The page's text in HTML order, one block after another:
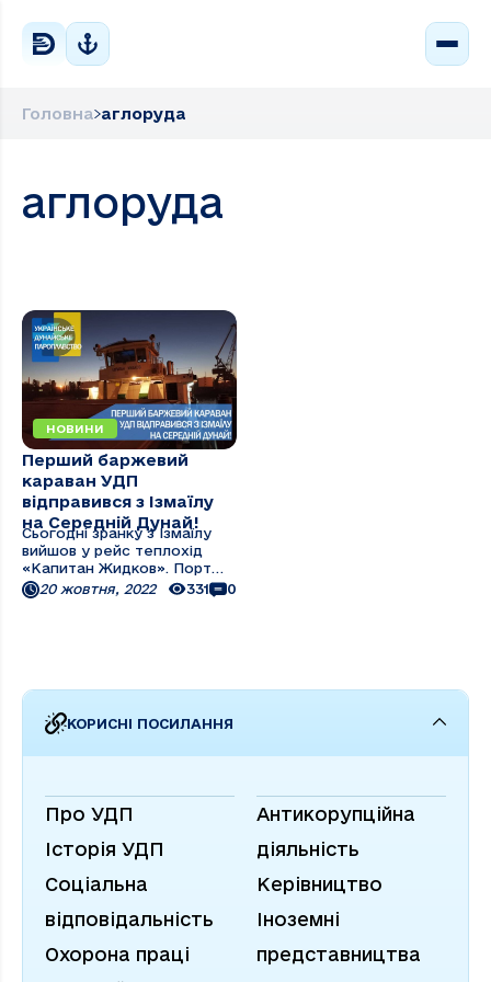
Головна аглоруда
аглоруда
НОВИНИ
Перший баржевий
караван УДП
відправився з Ізмаїлу
на Середній Дунай!
Сьогодні зранку з Ізмаїлу
вийшов у рейс теплохід
«Капитан Жидков». Порт
призначення - Смедерево. У
складі каравану - 5 барж із
залежності від ...
20 жовтня, 2022 331 0
КОРИСНІ ПОСИЛАННЯ
Про УДП
Історія УДП
Соціальна
відповідальність
Охорона праці
Антикорупційна
діяльність
Керівництво
Іноземні
представництва